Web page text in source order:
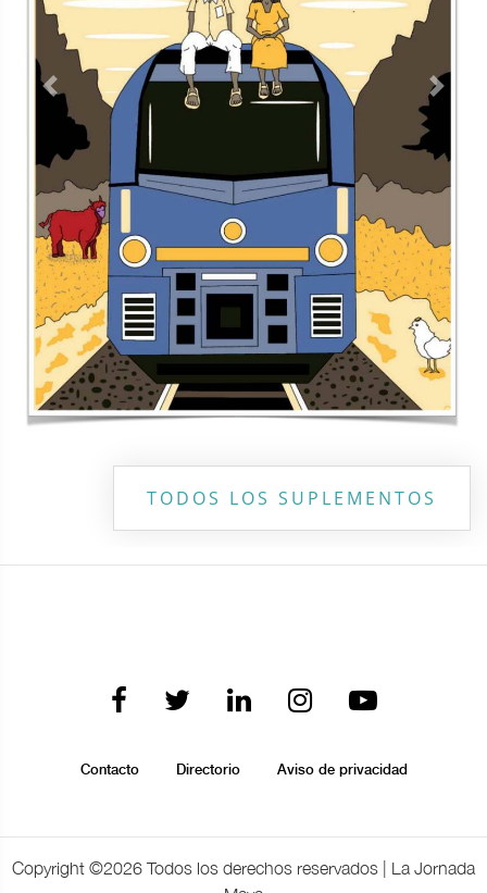
Previous Next
TODOS LOS SUPLEMENTOS
Contacto Directorio Aviso de privacidad
Copyright ©2026 Todos los derechos reservados | La Jornada